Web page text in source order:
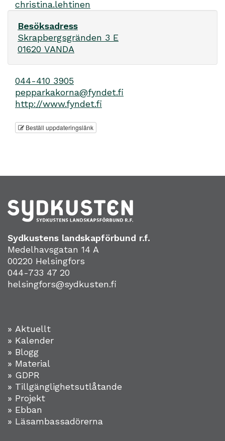
christina.lehtinen
Besöksadress
Skrapbergsgränden 3 E
01620 VANDA
044-410 3905
pepparkakorna@fyndet.fi
http://www.fyndet.fi
Beställ uppdateringslänk
Sydkustens landskapförbund r.f.
Medelhavsgatan 14 A
00220 Helsingfors
044-733 47 20
helsingfors@sydkusten.fi
» Aktuellt
» Kalender
» Blogg
» Material
» GDPR
» Tillgänglighetsutlåtande
» Projekt
» Ebban
» Läsambassadörerna